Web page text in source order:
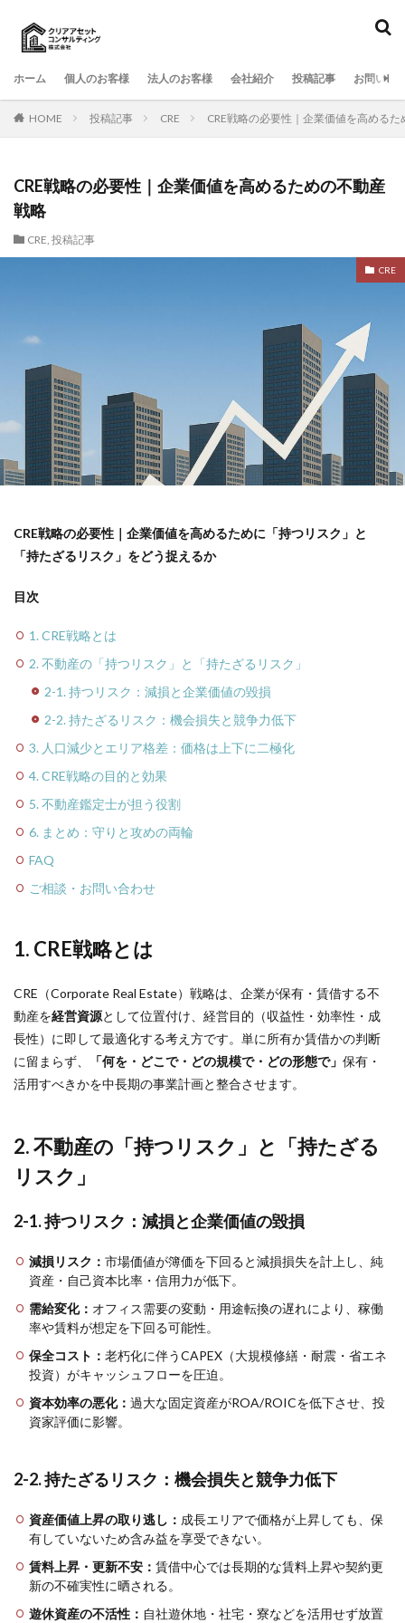
ホーム 個人のお客様 法人のお客様 会社紹介 投稿記事 お問い合
HOME 投稿記事 CRE CRE戦略の必要性｜企業価値を高める
CRE戦略の必要性｜企業価値を高めるための不動産
戦略
CRE, 投稿記事
CRE
CRE戦略の必要性｜企業価値を高めるために「持つリスク」と
「持たざるリスク」をどう捉えるか
目次
1. CRE戦略とは
2. 不動産の「持つリスク」と「持たざるリスク」
2-1. 持つリスク：減損と企業価値の毀損
2-2. 持たざるリスク：機会損失と競争力低下
3. 人口減少とエリア格差：価格は上下に二極化
4. CRE戦略の目的と効果
5. 不動産鑑定士が担う役割
6. まとめ：守りと攻めの両輪
FAQ
ご相談・お問い合わせ
1. CRE戦略とは
CRE（Corporate Real Estate）戦略は、企業が保有・賃借する不
動産を経営資源として位置付け、経営目的（収益性・効率性・成
長性）に即して最適化する考え方です。単に所有か賃借かの判断
に留まらず、
「何を・どこで・どの規模で・どの形態で」 保有・
活用すべきかを中長期の事業計画と整合させます。
2. 不動産の「持つリスク」と「持たざる
リスク」
2-1. 持つリスク：減損と企業価値の毀損
減損リスク： 市場価値が簿価を下回ると減損損失を計上し、純
資産・自己資本比率・信用力が低下。
需給変化： オフィス需要の変動・用途転換の遅れにより、稼働
率や賃料が想定を下回る可能性。
保全コスト： 老朽化に伴うCAPEX（大規模修繕・耐震・省エネ
投資）がキャッシュフローを圧迫。
資本効率の悪化： 過大な固定資産がROA/ROICを低下させ、投
資家評価に影響。
2-2. 持たざるリスク：機会損失と競争力低下
資産価値上昇の取り逃し： 成長エリアで価格が上昇しても、保
有していないため含み益を享受できない。
賃料上昇・更新不安： 賃借中心では長期的な賃料上昇や契約更
新の不確実性に晒される。
遊休資産の不活性： 自社遊休地・社宅・寮などを活用せず放置